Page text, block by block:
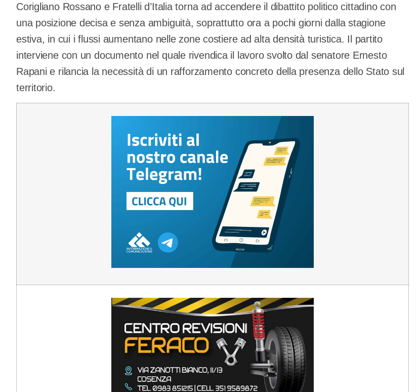
Corigliano Rossano e Fratelli d’Italia torna ad accendere il dibattito politico cittadino con
una posizione decisa e senza ambiguità, soprattutto ora a pochi giorni dalla stagione
estiva, in cui i flussi aumentano nelle zone costiere ad alta densità turistica. Il partito
interviene con un documento nel quale rivendica il lavoro svolto dal senatore Ernesto
Rapani e rilancia la necessità di un rafforzamento concreto della presenza dello Stato sul
territorio.